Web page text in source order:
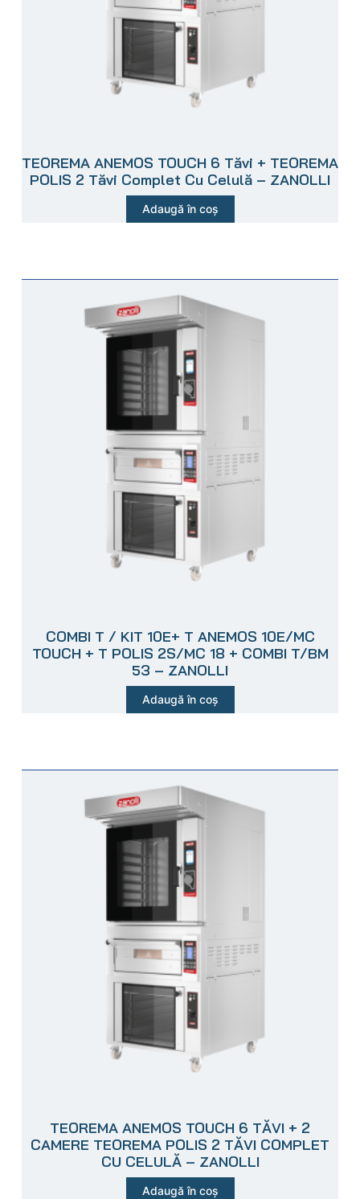
TEOREMA ANEMOS TOUCH 6 Tăvi + TEOREMA
POLIS 2 Tăvi Complet Cu Celulă – ZANOLLI
Adaugă în coș
COMBI T / KIT 10E+ T ANEMOS 10E/MC
TOUCH + T POLIS 2S/MC 18 + COMBI T/BM
53 – ZANOLLI
Adaugă în coș
TEOREMA ANEMOS TOUCH 6 TĂVI + 2
CAMERE TEOREMA POLIS 2 TĂVI COMPLET
CU CELULĂ – ZANOLLI
Adaugă în coș